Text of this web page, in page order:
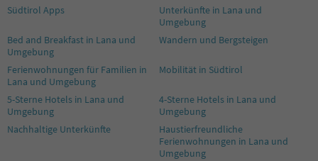
Südtirol Apps
Unterkünfte in Lana und
Umgebung
Bed and Breakfast in Lana und
Umgebung
Wandern und Bergsteigen
Ferienwohnungen für Familien in
Lana und Umgebung
Mobilität in Südtirol
5-Sterne Hotels in Lana und
Umgebung
4-Sterne Hotels in Lana und
Umgebung
Nachhaltige Unterkünfte
Haustierfreundliche
Ferienwohnungen in Lana und
Umgebung